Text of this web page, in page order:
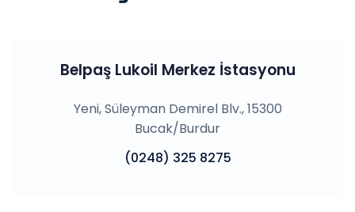
Belpaş Lukoil Merkez İstasyonu
Yeni, Süleyman Demirel Blv., 15300
Bucak/Burdur
(0248) 325 8275